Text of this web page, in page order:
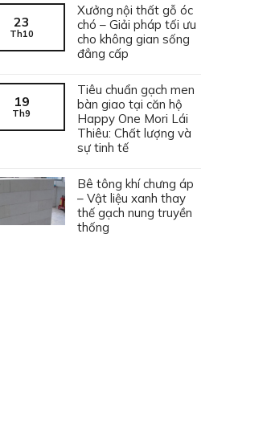
23
Th10
Xưởng nội thất gỗ óc
chó – Giải pháp tối ưu
cho không gian sống
đẳng cấp
19
Th9
Tiêu chuẩn gạch men
bàn giao tại căn hộ
Happy One Mori Lái
Thiêu: Chất lượng và
sự tinh tế
Bê tông khí chưng áp
– Vật liệu xanh thay
thế gạch nung truyền
thống